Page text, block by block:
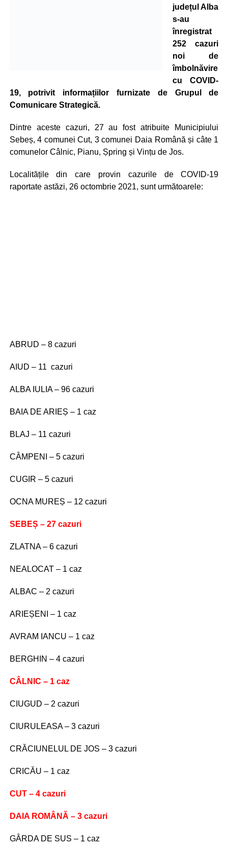
județul Alba
s-au
înregistrat
252 cazuri
noi de
îmbolnăvire
cu COVID-
19, potrivit informațiilor furnizate de Grupul de
Comunicare Strategică.
Dintre aceste cazuri, 27 au fost atribuite Municipiului
Sebeș, 4 comunei Cut, 3 comunei Daia Română și câte 1
comunelor Câlnic, Pianu, Șpring și Vințu de Jos.
Localitățile din care provin cazurile de COVID-19
raportate astăzi, 26 octombrie 2021, sunt următoarele:
ABRUD – 8 cazuri
AIUD – 11 cazuri
ALBA IULIA – 96 cazuri
BAIA DE ARIEȘ – 1 caz
BLAJ – 11 cazuri
CÂMPENI – 5 cazuri
CUGIR – 5 cazuri
OCNA MUREȘ – 12 cazuri
SEBEȘ – 27 cazuri
ZLATNA – 6 cazuri
NEALOCAT – 1 caz
ALBAC – 2 cazuri
ARIEȘENI – 1 caz
AVRAM IANCU – 1 caz
BERGHIN – 4 cazuri
CÂLNIC – 1 caz
CIUGUD – 2 cazuri
CIURULEASA – 3 cazuri
CRĂCIUNELUL DE JOS – 3 cazuri
CRICĂU – 1 caz
CUT – 4 cazuri
DAIA ROMÂNĂ – 3 cazuri
GÂRDA DE SUS – 1 caz